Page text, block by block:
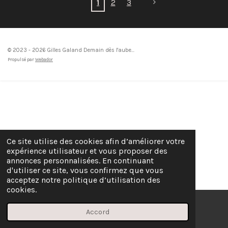
Ce site utilise des cookies afin d’améliorer votre
expérience utilisateur et vous proposer des
annonces personnalisées. En continuant
d'utiliser ce site, vous confirmez que vous
acceptez notre politique d’utilisation des
cookies.
Accord
1 2 3
© 2023 - 2026 Gilles Galand Demain dès l'aube...
Propulsé par Webador
E-mail